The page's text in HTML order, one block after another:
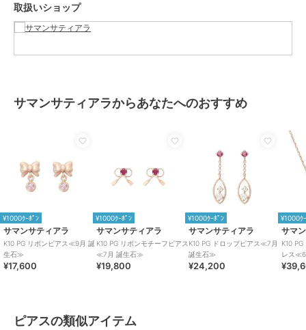
取扱いショップ
サマンサティアラからあなたへのおすすめ
¥1000ｸｰﾎﾟﾝ
サマンサティアラ
K10 PG リボンピアス≪9月 誕
生石≫
¥17,600
¥1000ｸｰﾎﾟﾝ
サマンサティアラ
K10 PG リボンモチーフピアス
≪7月 誕生石≫
¥19,800
¥1000ｸｰﾎﾟﾝ
サマンサティアラ
K10 PG ドロップピアス≪7月
誕生石≫
¥24,200
¥1000ｸ
サマ
K10
レス
ピアスの類似アイテム